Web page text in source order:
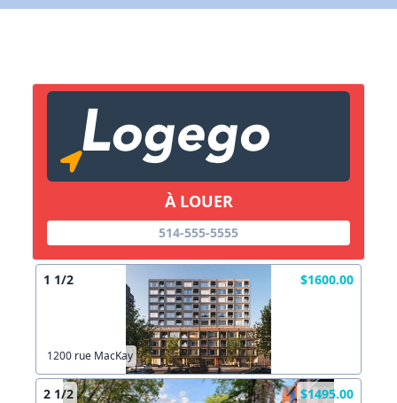
À LOUER
514-555-5555
1 1/2 $1600.00
1200 rue MacKay
2 1/2 $1495.00
X Fermer
Lien vers inscription (sera inclus dans courriel)
Copier lien